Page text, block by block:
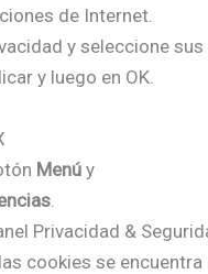
de Internet.
y seleccione
y luego en OK.
Menú y
Privacidad &
cookies se encuentra